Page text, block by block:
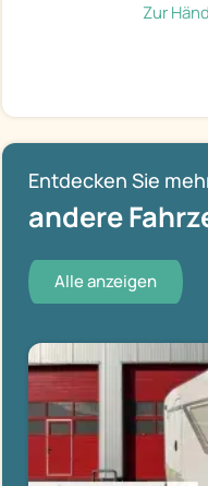
Zur
Entdecken Sie
andere
Alle anzeigen